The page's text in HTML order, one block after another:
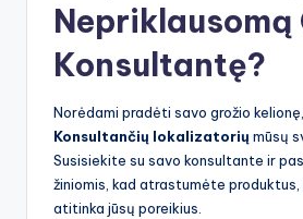
Nepriklausomą
Konsultantę?
Norėdami pradėti savo grožio
Konsultančių lokalizatorių mūsų
Susisiekite su savo konsultante ir
žiniomis, kad atrastumėte
atitinka jūsų poreikius.